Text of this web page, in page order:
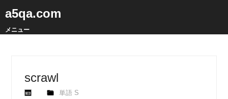
a5qa.com
メニュー
scrawl
単語 S